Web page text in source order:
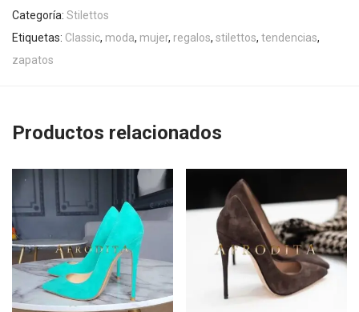
Categoría: Stilettos
Etiquetas: Classic, moda, mujer, regalos, stilettos, tendencias,
zapatos
Productos relacionados